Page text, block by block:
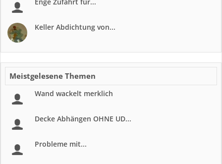
Keller Abdichtung von...
Meistgelesene Themen
Wand wackelt merklich
Decke Abhängen OHNE UD...
Probleme mit...